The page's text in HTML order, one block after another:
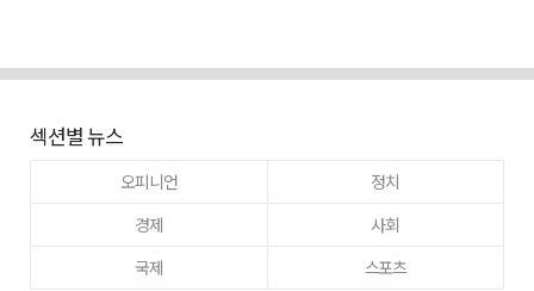
섹션별 뉴스
오피니언
정치
경제
사회
국제
스포츠